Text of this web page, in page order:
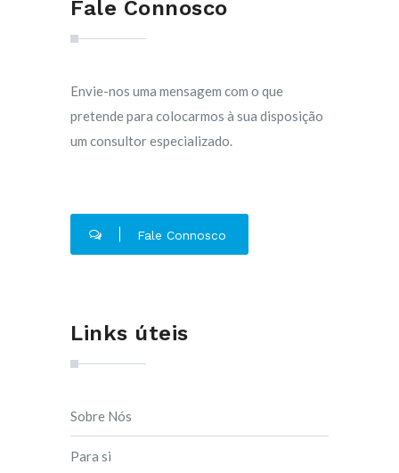
Fale Connosco
Envie-nos uma mensagem com o que
pretende para colocarmos à sua disposição
um consultor especializado.
Fale Connosco
Links úteis
Sobre Nós
Para si